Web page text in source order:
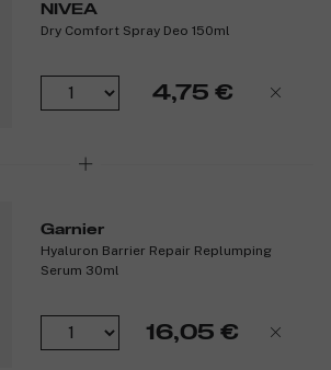
NIVEA
Dry Comfort Spray Deo 150ml
4,75 €
Garnier
Hyaluron Barrier Repair Replumping
Serum 30ml
16,05 €